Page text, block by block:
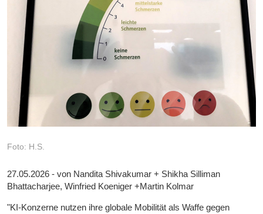
Foto: H.S.
27.05.2026 - von Nandita Shivakumar + Shikha Silliman
Bhattacharjee, Winfried Koeniger +Martin Kolmar
"KI-Konzerne nutzen ihre globale Mobilität als Waffe gegen